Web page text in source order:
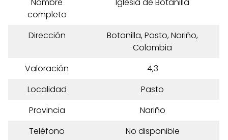
completo
Dirección
Botanilla, Pasto, Nariño,
Colombia
Valoración
4,3
Localidad
Pasto
Provincia
Nariño
Teléfono
No disponible